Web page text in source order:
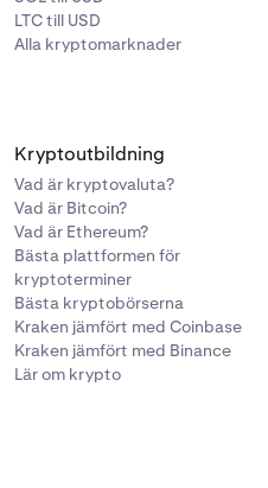
LTC till USD
Alla kryptomarknader
Kryptoutbildning
Vad är kryptovaluta?
Vad är Bitcoin?
Vad är Ethereum?
Bästa plattformen för
kryptoterminer
Bästa kryptobörserna
Kraken jämfört med Coinbase
Kraken jämfört med Binance
Lär om krypto